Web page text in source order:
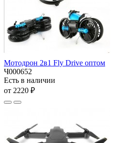
Мотодрон 2в1 Fly Drive оптом
Ч000652
Есть в наличии
от 2220 ₽